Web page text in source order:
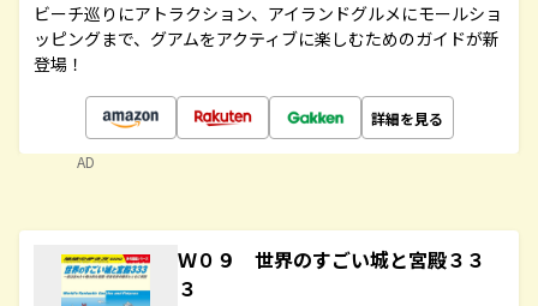
ビーチ巡りにアトラクション、アイランドグルメにモールショ
ッピングまで、グアムをアクティブに楽しむためのガイドが新
登場！
詳細を見る
AD
Ｗ０９ 世界のすごい城と宮殿３３
３